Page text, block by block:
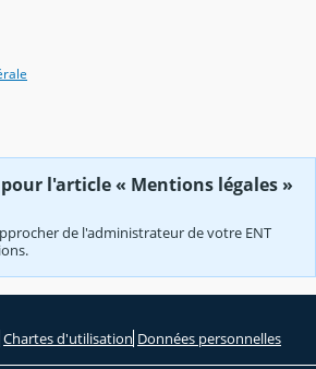
l'article « Mentions légales »
de l'administrateur de votre ENT
Chartes d'utilisation Données personnelles